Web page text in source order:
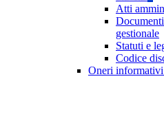
Atti
gestionale
Statuti e
Codice
Oneri